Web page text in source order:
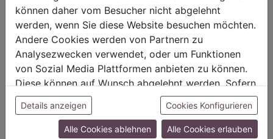
Momente für harmonische Stunden
zu Hause – den Ort, an dem
Menschen sich geborgen fühlen und
positive Energie schöpfen.
Kalkulation, angemessene
Entlohnung und unsere
Geschäftsbeziehungen.
REGIONALITÄT
Mit unserer eigenen
NACHHALTIGKEIT
Energiewende hat bei uns Tradition.
können daher vom Besucher nicht abgelehnt
werden, wenn Sie diese Website besuchen möchten.
Andere Cookies werden von Partnern zu
Analysezwecken verwendet, oder um Funktionen
von Sozial Media Plattformen anbieten zu können.
Diese können auf Wunsch abgelehnt werden. Sofern
sie unsere Webseite weiter nutzen, geben Sie
Einwilligung zu unseren Cookies.
Details anzeigen Cookies Konfigurieren
Alle Cookies ablehnen Alle Cookies erlauben